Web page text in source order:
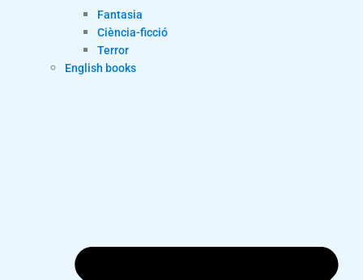
Fantasia
Ciència-ficció
Terror
English books